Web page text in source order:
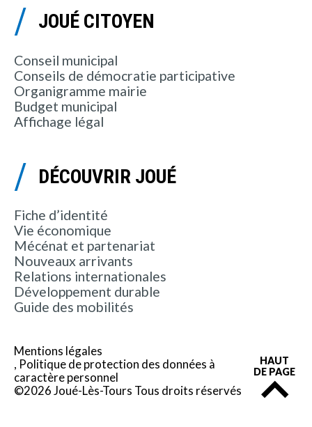
JOUÉ CITOYEN
Conseil municipal
Conseils de démocratie participative
Organigramme mairie
Budget municipal
Affichage légal
DÉCOUVRIR JOUÉ
Fiche d’identité
Vie économique
Mécénat et partenariat
Nouveaux arrivants
Relations internationales
Développement durable
Guide des mobilités
Mentions légales
Politique de protection des données à
caractère personnel
©2026 Joué-Lès-Tours Tous droits réservés
HAUT
DE PAGE